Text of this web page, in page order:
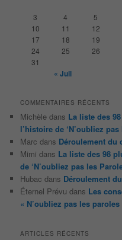
3
4 5
10
11 12
17
18 19
24
25 26
31
« Juil
COMMENTAIRES RÉCENTS
Michèle dans La liste des
l’histoire de ‘N’oubliez pas
Marc dans Déroulement du
Mimi dans La liste des 98
de ‘N’oubliez pas les
Hubac dans Déroulement
Éternel Prévu dans Les
« N’oubliez pas les
ARTICLES RÉCENTS